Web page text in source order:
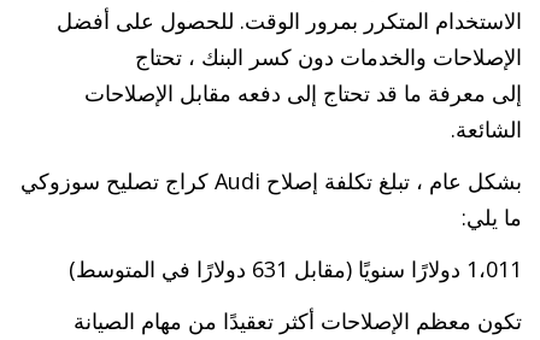
الاستخدام المتكرر بمرور الوقت. للحصول على أفضل
الإصلاحات والخدمات دون كسر البنك ، تحتاج
إلى معرفة ما قد تحتاج إلى دفعه مقابل الإصلاحات
الشائعة.
بشكل عام ، تبلغ تكلفة إصلاح Audi كراج تصليح سوزوكي
ما يلي:
1،011 دولارًا سنويًا (مقابل 631 دولارًا في المتوسط)
تكون معظم الإصلاحات أكثر تعقيدًا من مهام الصيانة